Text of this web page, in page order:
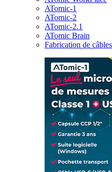
ATomic-1
ATomic-2
ATomic-2.1
ATomic Brain
Fabrication de